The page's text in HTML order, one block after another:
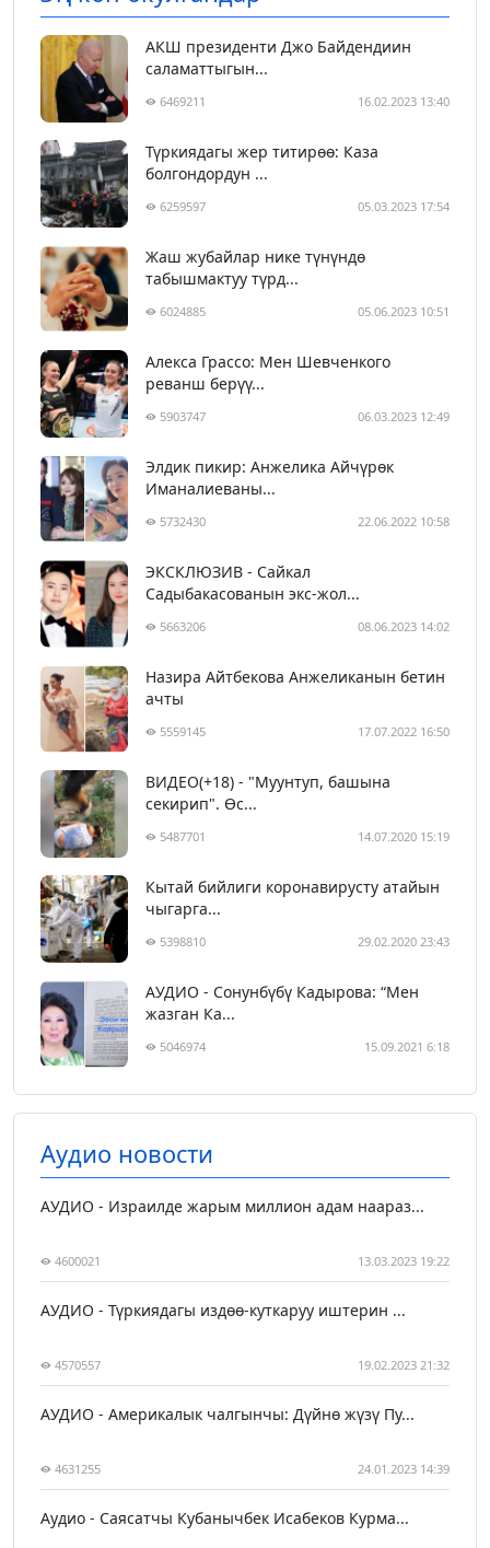
АКШ президенти Джо Байдендиин
саламаттыгын...
6469211 16.02.2023 13:40
Түркиядагы жер титирөө: Каза
болгондордун ...
6259597 05.03.2023 17:54
Жаш жубайлар нике түнүндө
табышмактуу түрд...
6024885 05.06.2023 10:51
Алекса Грассо: Мен Шевченкого
реванш берүү...
5903747 06.03.2023 12:49
Элдик пикир: Анжелика Айчүрөк
Иманалиеваны...
5732430 22.06.2022 10:58
ЭКСКЛЮЗИВ - Сайкал
Садыбакасованын экс-жол...
5663206 08.06.2023 14:02
Назира Айтбекова Анжеликанын бетин
ачты
5559145 17.07.2022 16:50
ВИДЕО(+18) - "Муунтуп, башына
секирип". Өс...
5487701 14.07.2020 15:19
Кытай бийлиги коронавирусту атайын
чыгарга...
5398810 29.02.2020 23:43
АУДИО - Сонунбүбү Кадырова: “Мен
жазган Ка...
5046974 15.09.2021 6:18
Аудио новости
АУДИО - Израилде жарым миллион адам наараз...
4600021 13.03.2023 19:22
АУДИО - Түркиядагы издөө-куткаруу иштерин ...
4570557 19.02.2023 21:32
АУДИО - Америкалык чалгынчы: Дүйнө жүзү Пу...
4631255 24.01.2023 14:39
Аудио - Саясатчы Кубанычбек Исабеков Курма...